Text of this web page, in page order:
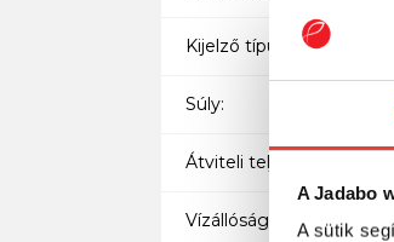
A Jadabo
A sütik
Kijelző típus:
Súly:
Átviteli teljesítmény:
Vízállóság: